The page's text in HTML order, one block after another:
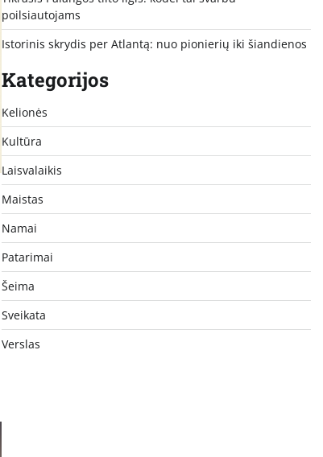
poilsiautojams
Istorinis skrydis per Atlantą: nuo pionierių iki šiandienos
Kategorijos
Kelionės
Kultūra
Laisvalaikis
Maistas
Namai
Patarimai
Šeima
Sveikata
Verslas